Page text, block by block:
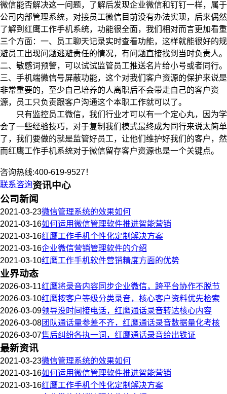
微信能否解决这一问题，了解后发现企业微信和钉钉一样，属于
公司内部管理系统，对接员工微信目前没有办法实现，后来偶然
了解到红鹰工作手机系统，功能很全面，我们相对而言更加看重
三个方面：一、员工聊天记录实时查看功能，这样就能很好的规
避员工出现问题逃避责任的情况，有问题直接找到当时负责人。
二、敏感词预警，可以试试监管员工推送名片给小号或者同行。
三、手机端微信号屏蔽功能，这个对我们客户资源的保护来说是
非常重要的，至少自己培养的人离职后不会带走自己的客户资
源，员工只负责跟客户沟通这个本职工作就可以了。
只有监控员工微信，我们行业才可以有一个定心丸，因为学
会了一些经验技巧，对于复制我们模式最终成为同行来说太简单
了，我们要做的就是监管好员工，让他们维护好我们的客户，然
而红鹰工作手机系统对于微信留存客户资源也是一个关键点。
咨询热线:400-619-9527！
联系咨询资讯中心
公司新闻
2021-03-23微信管理系统的效果如何
2021-03-16如何运用微信管理软件推进智能营销
2021-03-16红鹰工作手机个性化定制解决方案
2021-03-16企业微信营销管理软件的介绍
2021-03-10红鹰工作手机软件营销精度方面的优势
业界动态
2026-03-11红鹰将录音内容同步企业微信，跨平台协作不脱节
2026-03-10红鹰按客户等级分类录音，核心客户资料优先检索
2026-03-09领导没时间接电话，红鹰通话录音转达核心内容
2026-03-08团队通话量参差不齐，红鹰通话录音数据量化考核
2026-03-07售后纠纷各执一词，红鹰通话录音给出铁证
最新资讯
2021-03-23微信管理系统的效果如何
2021-03-16如何运用微信管理软件推进智能营销
2021-03-16红鹰工作手机个性化定制解决方案